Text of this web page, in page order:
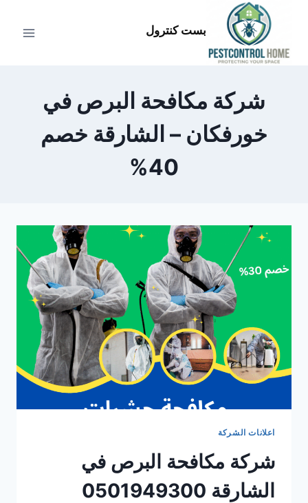
المحتوى
بست كنترول
شركة مكافحة البرص في
خورفكان – الشارقة خصم
40%
اعلانات الشركة
شركة مكافحة البرص في
الشارقة 0501949300